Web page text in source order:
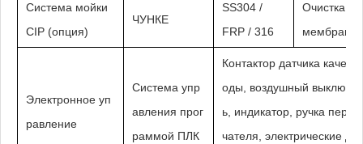
Система мойки
CIP (опция)
ЧУНКЕ
SS304 /
FRP / 316
Очистка
мембран
Электронное уп
равление
Система упр
авления прог
раммой ПЛК
Контактор датчика
оды, воздушный
ь, индикатор, ручка
чателя, электрические